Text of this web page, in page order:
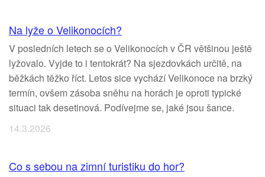
Na lyže o Velikonocích?
V posledních letech se o Velikonocích v ČR většinou ještě
lyžovalo. Vyjde to i tentokrát? Na sjezdovkách určitě, na
běžkách těžko říct. Letos sice vychází Velikonoce na brzký
termín, ovšem zásoba sněhu na horách je oproti typické
situaci tak desetinová. Podívejme se, jaké jsou šance.
14.3.2026
Co s sebou na zimní turistiku do hor?